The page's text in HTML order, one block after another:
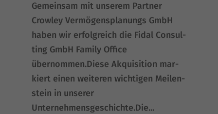
Gemein­sam mit unse­rem Part­ner
Crow­ley Ver­mö­gens­pla­nungs GmbH
haben wir erfolg­reich die Fidal Con­sul­
ting GmbH Fami­ly Office
übernommen.Diese Akqui­si­ti­on mar­
kiert einen wei­te­ren wich­ti­gen Mei­len­
stein in unse­rer
Unternehmensgeschichte.Die...